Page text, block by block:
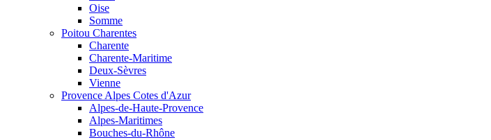
Oise
Somme
Poitou Charentes
Charente
Charente-Maritime
Deux-Sèvres
Vienne
Provence Alpes Cotes d'Azur
Alpes-de-Haute-Provence
Alpes-Maritimes
Bouches-du-Rhône